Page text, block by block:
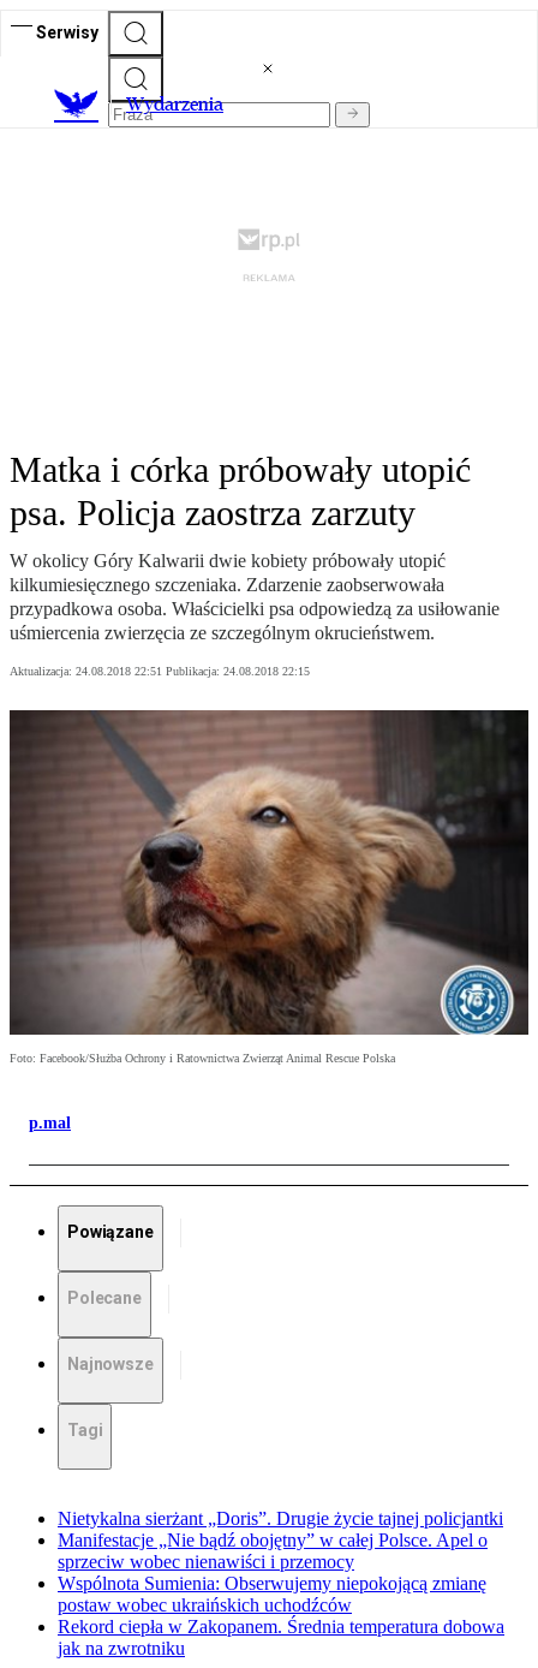
Serwisy
Wydarzenia
Matka i córka próbowały utopić
psa. Policja zaostrza zarzuty
W okolicy Góry Kalwarii dwie kobiety próbowały utopić
kilkumiesięcznego szczeniaka. Zdarzenie zaobserwowała
przypadkowa osoba. Właścicielki psa odpowiedzą za usiłowanie
uśmiercenia zwierzęcia ze szczególnym okrucieństwem.
Aktualizacja: 24.08.2018 22:51 Publikacja: 24.08.2018 22:15
Foto: Facebook/Służba Ochrony i Ratownictwa Zwierząt Animal Rescue Polska
p.mal
Powiązane
Polecane
Najnowsze
Tagi
Nietykalna sierżant „Doris”. Drugie życie tajnej policjantki
Manifestacje „Nie bądź obojętny” w całej Polsce. Apel o
sprzeciw wobec nienawiści i przemocy
Wspólnota Sumienia: Obserwujemy niepokojącą zmianę
postaw wobec ukraińskich uchodźców
Rekord ciepła w Zakopanem. Średnia temperatura dobowa
jak na zwrotniku